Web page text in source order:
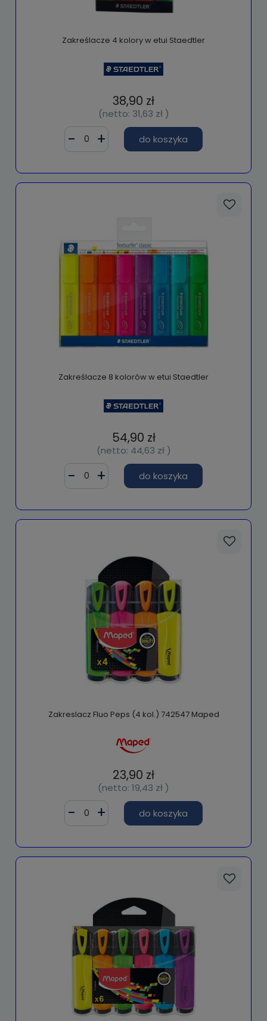
Zakreślacze 4 kolory w etui Staedtler
38,90 zł
(netto: 31,63 zł)
do koszyka
Zakreślacze 8 kolorów w etui Staedtler
54,90 zł
(netto: 44,63 zł)
do koszyka
Zakreslacz Fluo Peps (4 kol.) 742547 Maped
23,90 zł
(netto: 19,43 zł )
do koszyka